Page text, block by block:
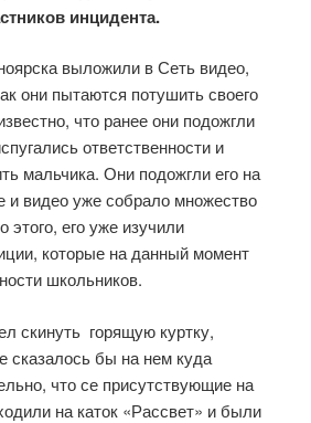
инцидента.
выложили в Сеть видео,
они пытаются потушить своего
что ранее они подожгли
ответственности и
мальчика. Они подожгли его на
и видео уже собрало множество
его уже изучили
которые на данный момент
школьников.
скинуть горящую куртку,
сказалось бы на нем куда
что се присутствующие на
на каток «Рассвет» и были